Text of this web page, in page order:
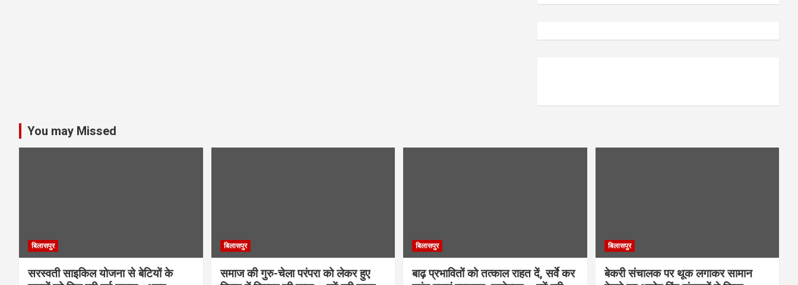
You may Missed
बिलासपुर
सरस्वती साइकिल योजना से बेटियों के
बिलासपुर
समाज की गुरु-चेला परंपरा को लेकर हुए
बिलासपुर
बाढ़ प्रभावितों को तत्काल राहत दें, सर्वे कर
बिलासपुर
बेकरी संचालक पर थूक लगाकर सामान